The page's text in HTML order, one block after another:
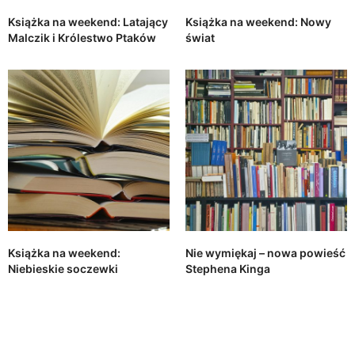
Książka na weekend: Latający
Malczik i Królestwo Ptaków
Książka na weekend: Nowy
świat
Książka na weekend:
Niebieskie soczewki
Nie wymiękaj – nowa powieść
Stephena Kinga